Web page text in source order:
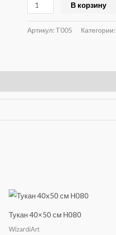
50
В корзину
Артикул: T005 Категории:
Тукан 40×50 см H080
WizardiArt